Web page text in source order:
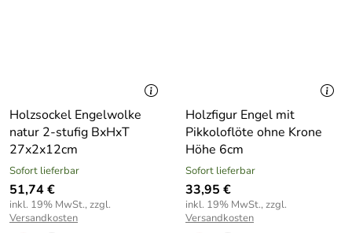
Holzsockel Engelwolke
natur 2-stufig BxHxT
27x2x12cm
Sofort lieferbar
51,74 €
inkl. 19% MwSt., zzgl.
Versandkosten
Holzfigur Engel mit
Pikkoloflöte ohne Krone
Höhe 6cm
Sofort lieferbar
33,95 €
inkl. 19% MwSt., zzgl.
Versandkosten